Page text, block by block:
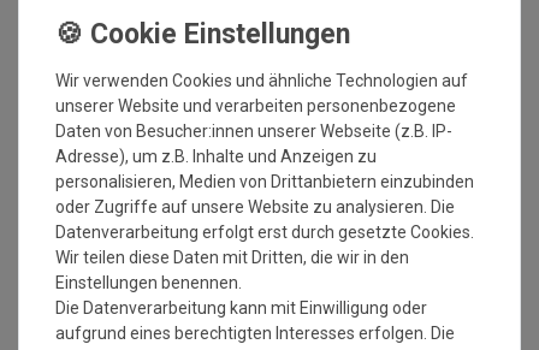
Herstellung: gewebt
Gesamtgewicht: ca. 1.640 gr./m²
Antistatisch und Fußbodenheizung geeignet
Einsatzbereich: Innen und Außenbereich
Bitte beachten Sie immer dieVerlege - und
Pflegehinweise
des Herstellers.
Wichtiger Hinweis:
Wir verwenden Cookies und ähnliche Technologien auf
unserer Website und verarbeiten personenbezogene
Daten von Besucher:innen unserer Webseite (z.B. IP-
Adresse), um z.B. Inhalte und Anzeigen zu
personalisieren, Medien von Drittanbietern einzubinden
oder Zugriffe auf unsere Website zu analysieren. Die
Datenverarbeitung erfolgt erst durch gesetzte Cookies.
Wir teilen diese Daten mit Dritten, die wir in den
Einstellungen benennen.
Die Datenverarbeitung kann mit Einwilligung oder
aufgrund eines berechtigten Interesses erfolgen. Die